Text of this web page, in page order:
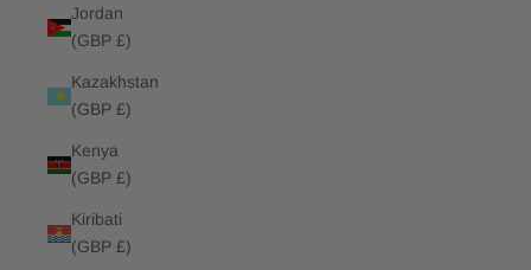
Jordan
(GBP £)
Kazakhstan
(GBP £)
Kenya
(GBP £)
Kiribati
(GBP £)